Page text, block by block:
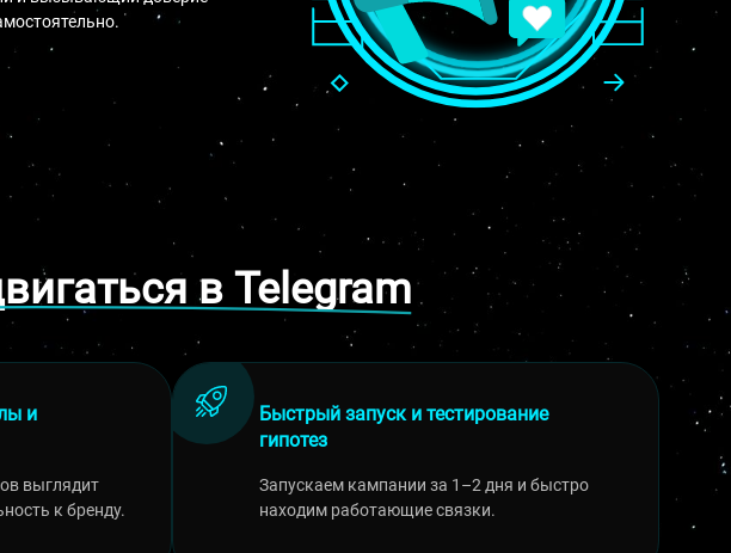
Воронеж
ул. Пятницкого 40
ЗАКАЗАТЬ САЙТ
в Telegram
и
выглядит
к бренду.
Быстрый запуск и тестирование
гипотез
Запускаем кампании за 1–2 дня и быстро
находим работающие связки.